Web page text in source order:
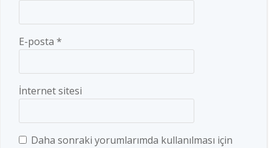
E-posta *
İnternet sitesi
Daha sonraki yorumlarımda kullanılması için